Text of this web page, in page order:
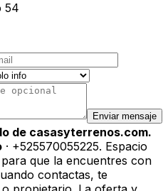
54
Enviar mensaje
de casasyterrenos.com.
· +525570055225. Espacio
que la encuentres con
contactas, te